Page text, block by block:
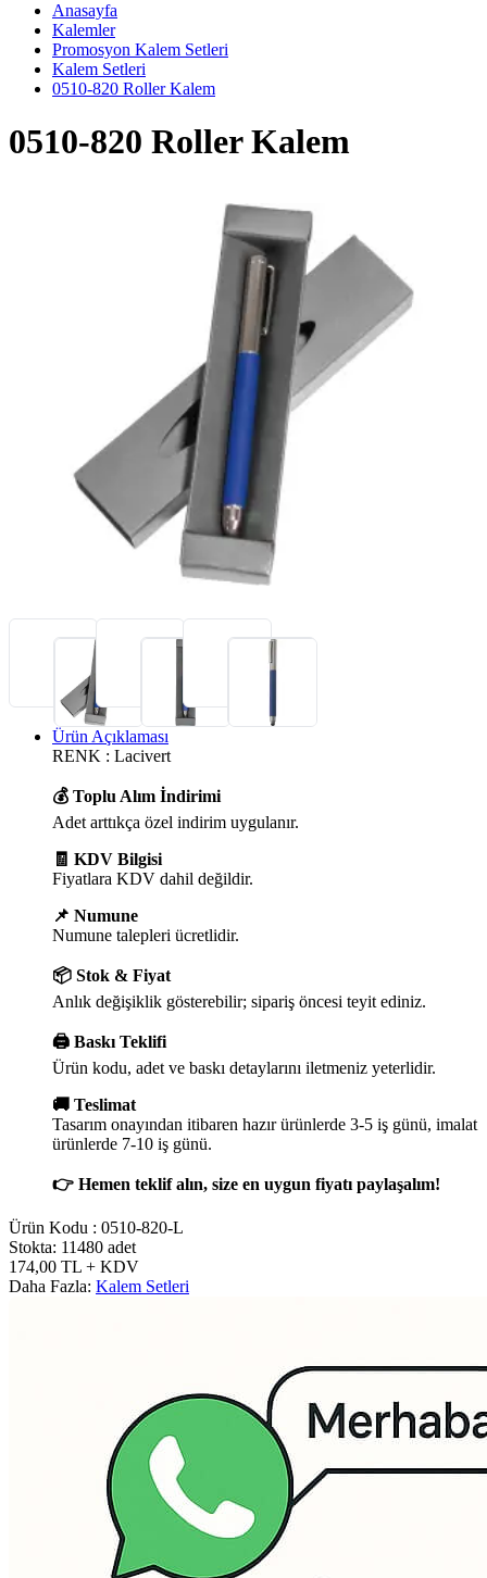
Anasayfa
Kalemler
Promosyon Kalem Setleri
Kalem Setleri
0510-820 Roller Kalem
0510-820 Roller Kalem
Ürün Açıklaması
RENK : Lacivert
💰 Toplu Alım İndirimi
Adet arttıkça özel indirim uygulanır.
🧾 KDV Bilgisi
Fiyatlara KDV dahil değildir.
📌 Numune
Numune talepleri ücretlidir.
📦 Stok & Fiyat
Anlık değişiklik gösterebilir; sipariş öncesi teyit ediniz.
🖨️ Baskı Teklifi
Ürün kodu, adet ve baskı detaylarını iletmeniz yeterlidir.
🚚 Teslimat
Tasarım onayından itibaren hazır ürünlerde 3-5 iş günü, imalat
ürünlerde 7-10 iş günü.
👉 Hemen teklif alın, size en uygun fiyatı paylaşalım!
Ürün Kodu : 0510-820-L
Stokta: 11480 adet
174,00 TL + KDV
Daha Fazla: Kalem Setleri